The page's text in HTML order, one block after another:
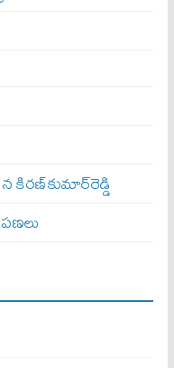
కిరణ్‌కుమార్‌రెడ్డి